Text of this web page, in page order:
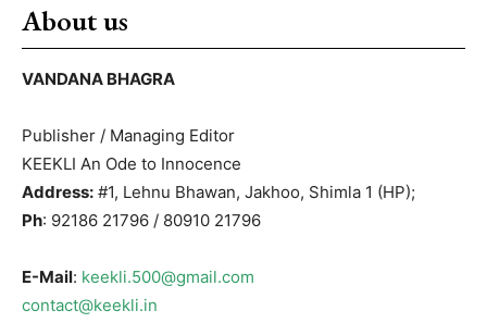
About us
VANDANA BHAGRA
Publisher / Managing Editor
KEEKLI An Ode to Innocence
Address: #1, Lehnu Bhawan, Jakhoo, Shimla 1 (HP);
Ph: 92186 21796 / 80910 21796
E-Mail: keekli.500@gmail.com
contact@keekli.in